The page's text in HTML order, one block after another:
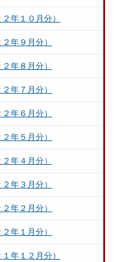
年１０月分）
年９月分）
年８月分）
年７月分）
年６月分）
年５月分）
年４月分）
年３月分）
年２月分）
年１月分）
年１２月分）